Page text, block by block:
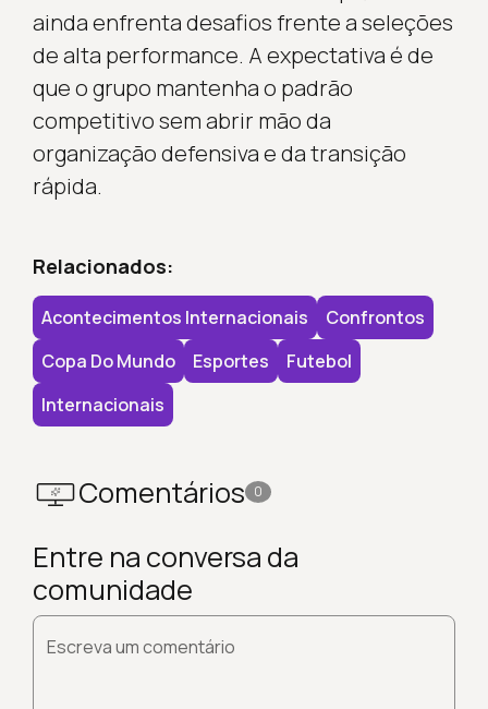
ainda enfrenta desafios frente a seleções
de alta performance. A expectativa é de
que o grupo mantenha o padrão
competitivo sem abrir mão da
organização defensiva e da transição
rápida.
Relacionados:
Acontecimentos Internacionais
Confrontos
Copa Do Mundo
Esportes
Futebol
Internacionais
Comentários 0
Entre na conversa da
comunidade
Escreva um comentário